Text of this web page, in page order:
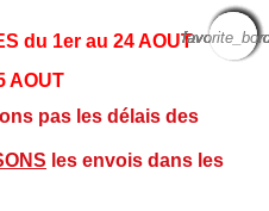
du 1er au 24 AOUT
AOUT
pas les délais des
les envois dans les